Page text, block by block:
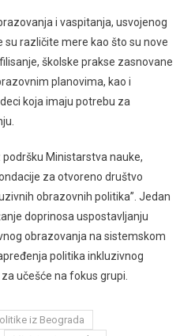
i vaspitanja, usvojenog
različite mere kao što su nove
školske prakse zasnovane
planovima, kao i
koja imaju potrebu za
Ministarstva nauke,
za otvoreno društvo
obrazovnih politika”. Jedan
doprinosa uspostavljanju
obrazovanja na sistemskom
politika inkluzivnog
učešće na fokus grupi.
iz Beograda